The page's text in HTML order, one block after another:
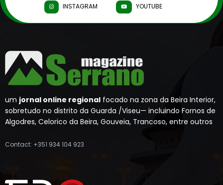
INSTAGRAM
YOUTUBE
um jornal online regional focado na zona da Beira Interior,
sobretudo no distrito da Guarda /Viseu— incluindo Fornos de
Algodres, Celorico da Beira, Gouveia, Trancoso, entre outros
Contact: +351 934 104 923